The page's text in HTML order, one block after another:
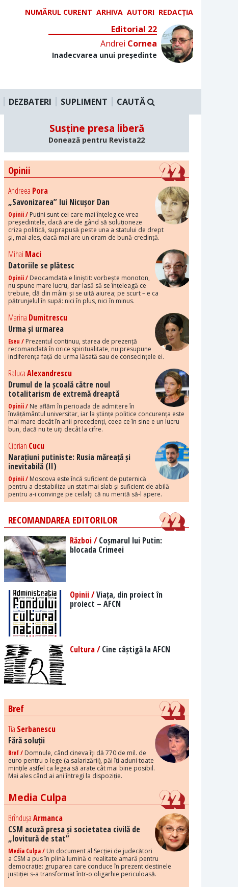
NUMĂRUL CURENT ARHIVA AUTORI REDACȚIA
Editorial 22
Andrei Cornea
Inadecvarea unui președinte
DEZBATERI SUPLIMENT CAUTĂ
Susține presa liberă
Donează pentru Revista22
Opinii
Andreea Pora
„Savonizarea” lui Nicușor Dan
Opinii / Puțini sunt cei care mai înțeleg ce vrea
președintele, dacă are de gând să soluționeze
criza politică, suprapusă peste una a statului de drept
și, mai ales, dacă mai are un dram de bună-credință.
Mihai Maci
Datoriile se plătesc
Opinii / Deocamdată e liniștit: vorbește monoton,
nu spune mare lucru, dar lasă să se înțeleagă ce
trebuie, dă din mâini și se uită aiurea; pe scurt – e ca
pătrunjelul în supă: nici în plus, nici în minus.
Marina Dumitrescu
Urma și urmarea
Eseu / Prezentul continuu, starea de prezență
recomandată în orice spiritualitate, nu presupune
indiferența față de urma lăsată sau de consecințele ei.
RalucaAlexandrescu
Drumul de la școală către noul
totalitarism de extremă dreaptă
Opinii / Ne aflăm în perioada de admitere în
învățământul universitar, iar la științe politice concurența este
mai mare decât în anii precedenți, ceea ce în sine e un lucru
bun, dacă nu te uiți decât la cifre.
Ciprian Cucu
Narațiuni putiniste: Rusia măreață și
inevitabilă (II)
Opinii / Moscova este încă suficient de puternică
pentru a destabiliza un stat mai slab și suficient de abilă
pentru a-i convinge pe ceilalți că nu merită să-l apere.
RECOMANDAREA EDITORILOR
Război /Coșmarul lui Putin:
blocada Crimeei
Opinii /Viața, din proiect în
proiect – AFCN
Cultura /Cine câștigă la AFCN
Bref
Tia Serbanescu
Fără soluții
Bref / Domnule, când cineva îți dă 770 de mil. de
euro pentru o lege (a salarizării), păi îți aduni toate
mințile astfel ca legea să arate cât mai bine posibil.
Mai ales când ai ani întregi la dispoziție.
Media Culpa
BrîndușaArmanca
CSM acuză presa și societatea civilă de
„lovitură de stat”
Media Culpa / Un document al Secției de judecători
a CSM a pus în plină lumină o realitate amară pentru
democrație: gruparea care conduce în prezent destinele
justiției s-a transformat într-o oligarhie periculoasă.